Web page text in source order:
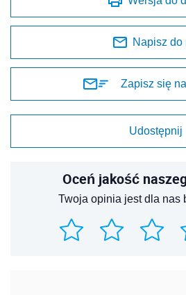
Napisz do
Zapisz się
Udostępnij
Oceń jakość
Twoja opinia jest dla nas